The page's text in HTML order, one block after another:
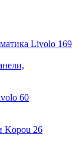
Livolo 169
60
Kopou 26